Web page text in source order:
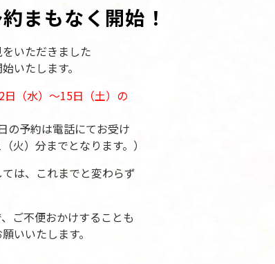
まもなく開始！
いただきました
いたします。
（水）～15日（土）の
の予約は電話にてお受け
火）分までとなります。）
は、これまでと変わらず
ご不便おかけすることも
いいたします。